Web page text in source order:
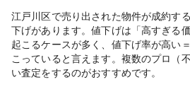
江戸川区で売り出された物件が成約す
下げがあります。値下げは「高すぎる
起こるケースが多く、値下げ率が高い
こっていると言えます。複数のプロ（
い査定をするのがおすすめです。